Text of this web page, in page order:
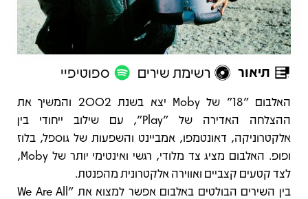
תיאור רשימת שירים ספוטיפיי
תיאור
האלבום "18" של Moby יצא בשנת 2002 והמשיך את
ההצלחה האדירה של "Play", עם שילוב ייחודי בין
אלקטרוניקה, דאונטמפו, אמביינט והשפעות של גוספל, בלוז
ופופ. האלבום מציג צד מלודי, רגשי ואינטימי יותר של Moby,
לצד קטעים קצביים ואווירה אלקטרונית מהפנטת.
בין השירים הבולטים באלבום אפשר למצוא את "We Are All